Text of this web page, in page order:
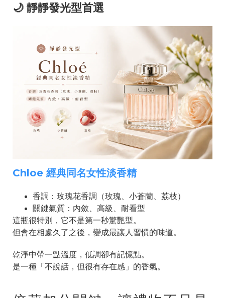
🌙 靜靜發光型首選
Chloe 經典同名女性淡香精
香調：玫瑰花香調（玫瑰、小蒼蘭、荔枝）
關鍵氣質：內斂、高級、耐看型
這瓶很特別，它不是第一秒驚艷型。
但會在相處久了之後，變成最讓人習慣的味道。
乾淨中帶一點溫度，低調卻有記憶點。
是一種「不說話，但很有存在感」的香氣。